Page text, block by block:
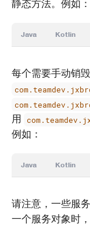
静态方法。例如：
Java Kotlin
每个需要手动销
用
例如：
Java Kotlin
请注意，一些服
一个服务对象时